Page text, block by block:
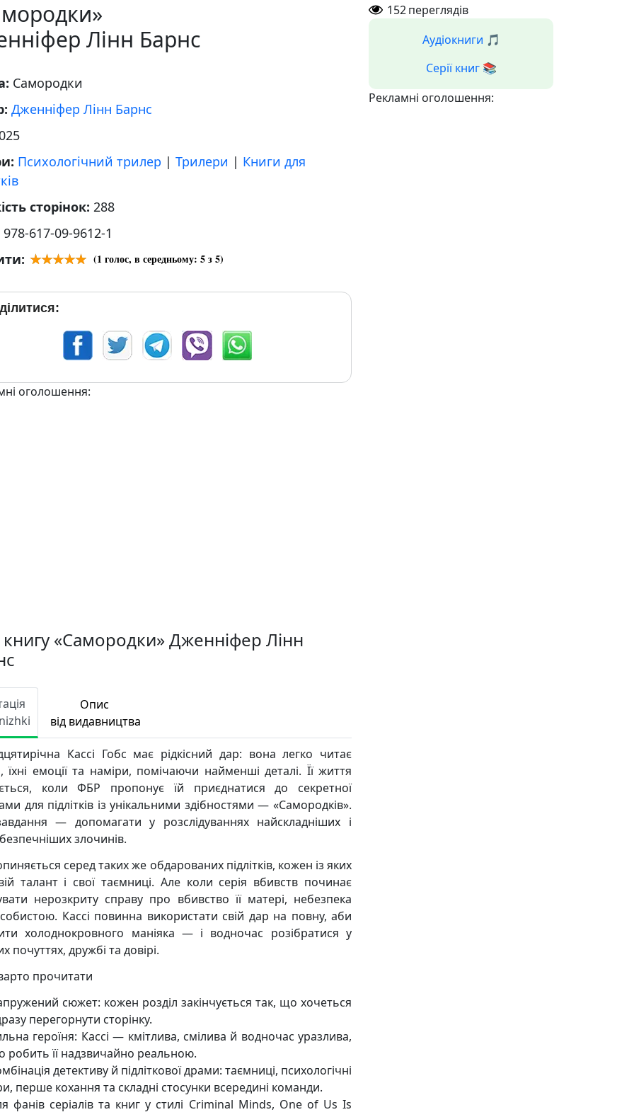
Лінн Барнс
Самородки
Дженніфер Лінн Барнс
Психологічний трилер | Трилери | Книги для
сторінок: 288
978-617-09-9612-1
(1 голос, в середньому: 5з 5)
оголошення:
«Самородки» Дженніфер Лінн
Опис
від видавництва
Кассі Гобс має рідкісний дар: вона легко читає
їхні емоції та наміри, помічаючи найменші деталі. Її життя
коли ФБР пропонує їй приєднатися до секретної
для підлітків із унікальними здібностями — «Самородків».
— допомагати у розслідуваннях найскладніших і
злочинів.
серед таких же обдарованих підлітків, кожен із яких
талант і свої таємниці. Але коли серія вбивств починає
нерозкриту справу про вбивство її матері, небезпека
Кассі повинна використати свій дар на повну, аби
холоднокровного маніяка — і водночас розібратися у
почуттях, дружбі та довірі.
прочитати
сюжет: кожен розділ закінчується так, що хочеться
перегорнути сторінку.
героїня: Кассі — кмітлива, смілива й водночас уразлива,
робить її надзвичайно реальною.
детективу й підліткової драми: таємниці, психологічні
перше кохання та складні стосунки всередині команди.
фанів серіалів та книг у стилі Criminal Minds, One of Us Is
152переглядів
Аудіокниги 🎵
Серії книг 📚
Рекламні оголошення: